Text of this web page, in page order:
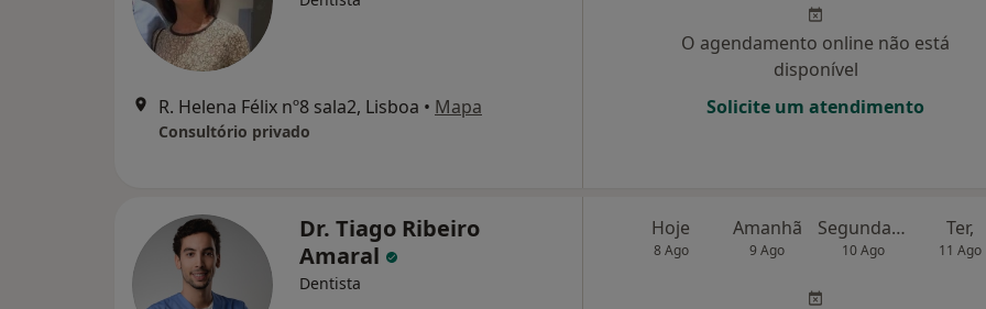
R. Helena Félix nº8 sala2, Lisboa • Mapa
Consultório privado
O agendamento online não está
disponível
Solicite um atendimento
Dr. Tiago Ribeiro
Amaral
Dentista
Hoje
8 Ago
Amanhã
9 Ago
Segunda-feira
10 Ago
Ter,
11 Ago